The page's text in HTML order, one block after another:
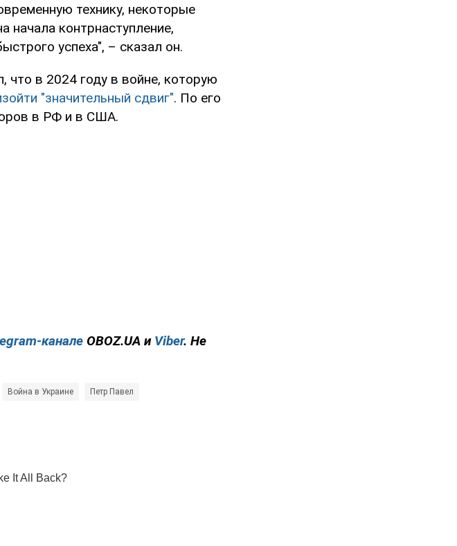
технику, некоторые
начала контрнаступление,
успеха", – сказал он.
что в 2024 году в войне, которую
"значительный сдвиг". По его
в РФ и в США.
канале OBOZ.UA и Viber. Не
Война в Украине Петр Павел